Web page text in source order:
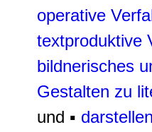
operative
textproduktive
bildnerisches
Gestalten zu
und ▪